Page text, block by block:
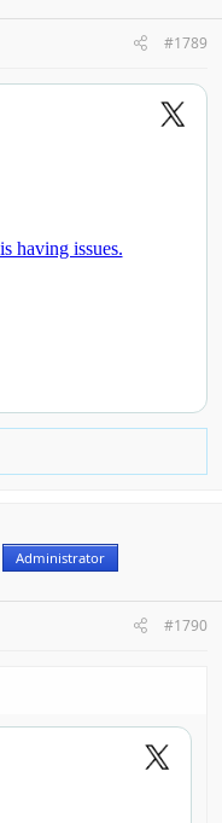
#1789
Administrator
#1790